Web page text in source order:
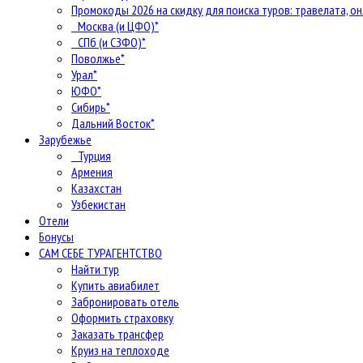
Промокоды 2026 на скидку для поиска туров: травелата,
Москва (и ЦФО)*
СПб (и СЗФО)*
Поволжье*
Урал*
ЮФО*
Сибирь*
Дальний Восток*
Зарубежье
Турция
Армения
Казахстан
Узбекистан
Отели
Бонусы
САМ СЕБЕ ТУРАГЕНТСТВО
Найти тур
Купить авиабилет
Забронировать отель
Оформить страховку
Заказать трансфер
Круиз на теплоходе